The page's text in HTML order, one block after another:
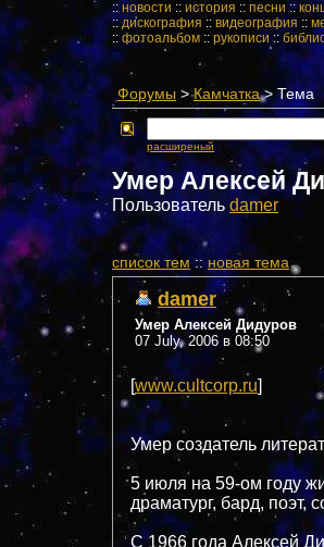
:: новости :: история :: песни::
::дискография :: видеография ::
:: фотоальбом :: рукописи ::
Форумы >Камчатка> Тема
расширеный
Умер Алексей
Пользователь damer
cписок тем :: новая тема
damer
Умер Алексей Дидуров
07 July, 2006 в 08:50
[www.cultcorp.ru]
Умер создатель
5 июля на 59-ом году
драматург, бард, поэт,
С 1966 года Алексей